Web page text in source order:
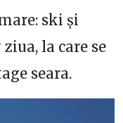
ski și
la care se
seara.